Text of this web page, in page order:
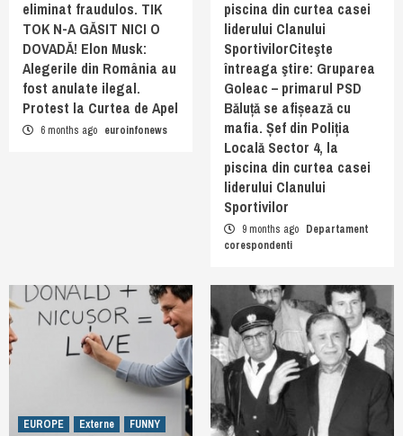
eliminat fraudulos. TIK
TOK N-A GĂSIT NICI O
DOVADĂ! Elon Musk:
Alegerile din România au
fost anulate ilegal.
Protest la Curtea de Apel
6 months ago euroinfonews
piscina din curtea casei
liderului Clanului
SportivilorCiteşte
întreaga ştire: Gruparea
Goleac – primarul PSD
Băluță se afișează cu
mafia. Șef din Poliția
Locală Sector 4, la
piscina din curtea casei
liderului Clanului
Sportivilor
9 months ago Departament
corespondenti
EUROPE Externe
FUNNY